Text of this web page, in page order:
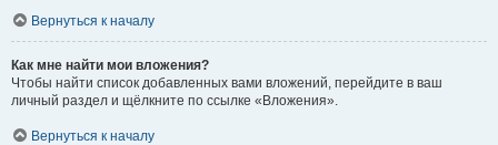
Вернуться к началу
Как мне найти мои вложения?
Чтобы найти список добавленных вами вложений, перейдите в ваш
личный раздел и щёлкните по ссылке «Вложения».
Вернуться к началу